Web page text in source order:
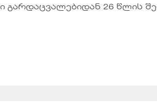
გარდაცვალებიდან 26 წლის